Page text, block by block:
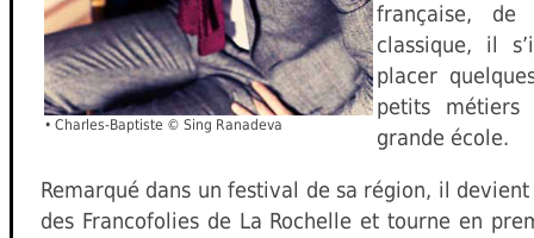
• Charles-Baptiste © Sing Ranadeva
française,
classique, il
placer
petits métiers
grande école.
Remarqué dans un festival de sa région, il
des Francofolies de La Rochelle et tourne en